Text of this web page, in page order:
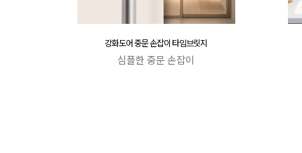
강화도어 중문 손잡이 타임브릿지
심플한 중문 손잡이